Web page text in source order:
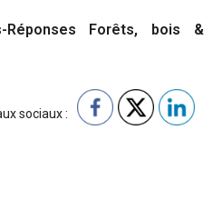
Réponses Forêts, bois &
sociaux :